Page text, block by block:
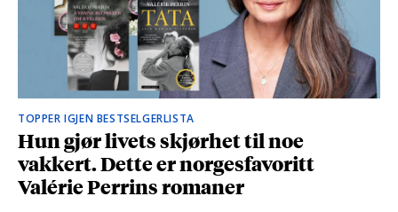
TOPPER IGJEN BESTSELGERLISTA
Hun gjør livets skjørhet til noe
vakkert. Dette er norgesfavoritt
Valérie Perrins romaner